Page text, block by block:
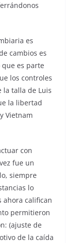
es
cambios es
es parte
los controles
la talla de Luis
la libertad
Vietnam
con
fue un
siempre
lo
ahora califican
permitieron
(ajuste de
de la caída